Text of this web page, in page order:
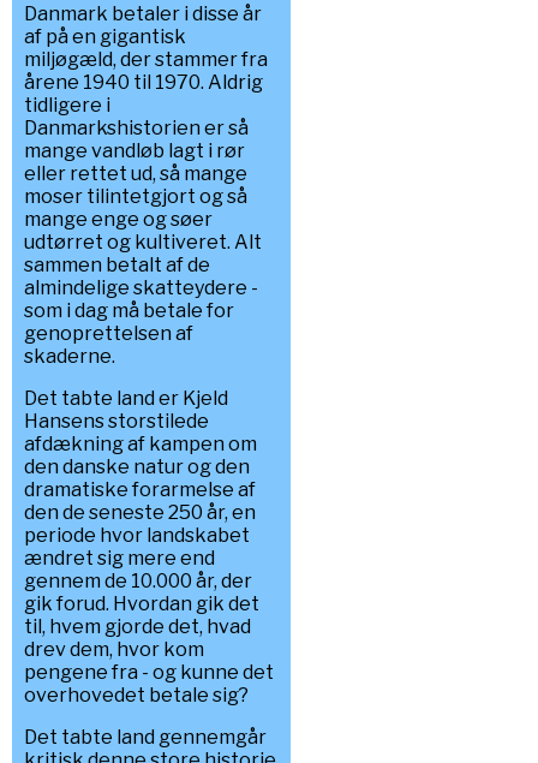
Danmark betaler i disse år
af på en gigantisk
miljøgæld, der stammer fra
årene 1940 til 1970. Aldrig
tidligere i
Danmarkshistorien er så
mange vandløb lagt i rør
eller rettet ud, så mange
moser tilintetgjort og så
mange enge og søer
udtørret og kultiveret. Alt
sammen betalt af de
almindelige skatteydere -
som i dag må betale for
genoprettelsen af
skaderne.
Det tabte land er Kjeld
Hansens storstilede
afdækning af kampen om
den danske natur og den
dramatiske forarmelse af
den de seneste 250 år, en
periode hvor landskabet
ændret sig mere end
gennem de 10.000 år, der
gik forud. Hvordan gik det
til, hvem gjorde det, hvad
drev dem, hvor kom
pengene fra - og kunne det
overhovedet betale sig?
Det tabte land gennemgår